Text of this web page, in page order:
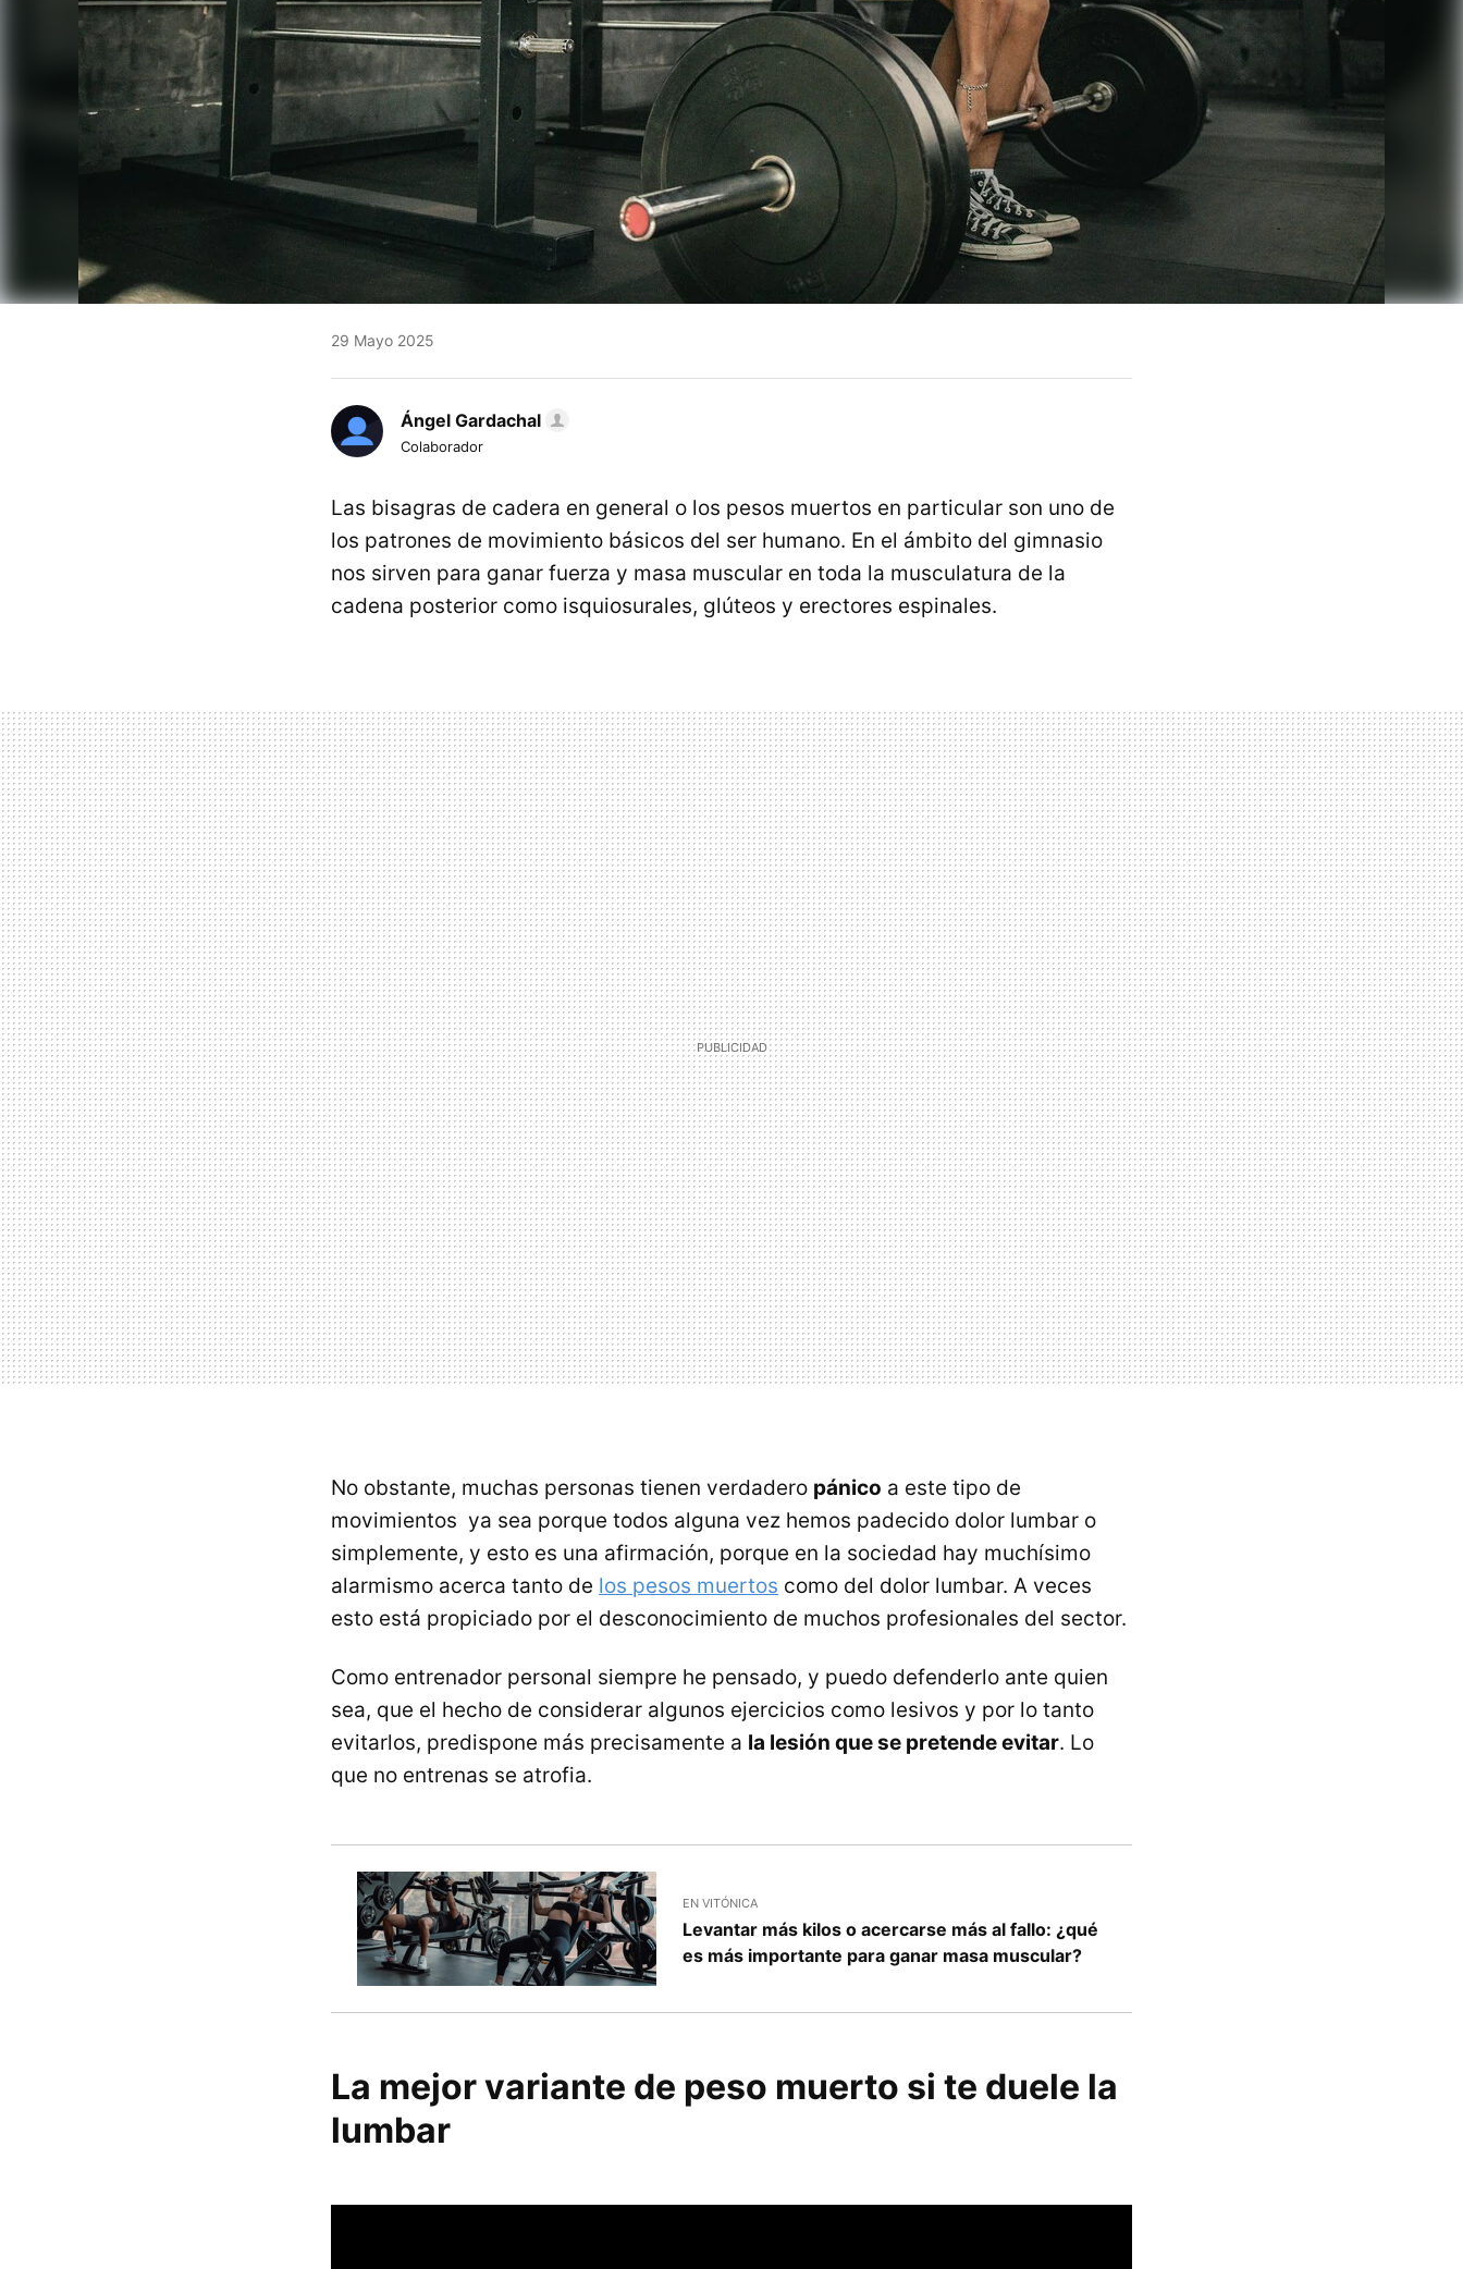
29 Mayo 2025
Ángel Gardachal
Colaborador
Las bisagras de cadera en general o los pesos muertos en particular son uno de
los patrones de movimiento básicos del ser humano. En el ámbito del gimnasio
nos sirven para ganar fuerza y masa muscular en toda la musculatura de la
cadena posterior como isquiosurales, glúteos y erectores espinales.
No obstante, muchas personas tienen verdadero pánico a este tipo de
movimientos ya sea porque todos alguna vez hemos padecido dolor lumbar o
simplemente, y esto es una afirmación, porque en la sociedad hay muchísimo
alarmismo acerca tanto de los pesos muertos como del dolor lumbar. A veces
esto está propiciado por el desconocimiento de muchos profesionales del sector.
Como entrenador personal siempre he pensado, y puedo defenderlo ante quien
sea, que el hecho de considerar algunos ejercicios como lesivos y por lo tanto
evitarlos, predispone más precisamente a la lesión que se pretende evitar. Lo
que no entrenas se atrofia.
EN VITÓNICA
Levantar más kilos o acercarse más al fallo: ¿qué
es más importante para ganar masa muscular?
La mejor variante de peso muerto si te duele la
lumbar